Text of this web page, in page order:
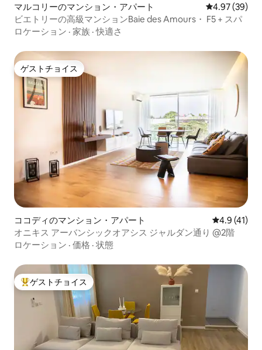
マルコリーのマンション・アパート レビュー39
4.97 (39)
ビエトリーの高級マンションBaie des Amours・ F5 + スパ
ロケーション · 家族 ·快適さ
ゲストチョイス
ゲストチョイス
ココディのマンション・アパート レビュー41
4.9 (41)
オニキス アーバンシックオアシス ジャルダン通り @2階
ロケーション · 価格 · 状態
大好評のゲストチョイスです。
ゲストチョイス